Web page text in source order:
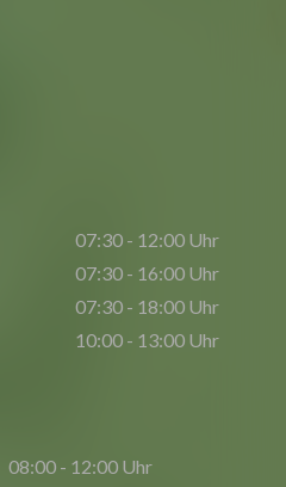
07:30 - 12:00 Uhr
07:30 - 16:00 Uhr
07:30 - 18:00 Uhr
10:00 - 13:00 Uhr
08:00 - 12:00 Uhr